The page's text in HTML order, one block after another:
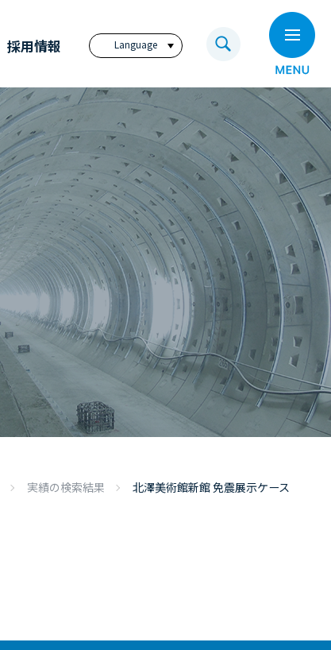
ビジョン
奥村組の歩み
奥村組技術研究所
電子公告
アニュアル・レポート
（英文）
ディスクロージャー
ポリシー
奥村組のイノベーション
コーポレートレポート
採用情報
福利厚生サイト
Language
English
繁體中文
実績の検索結果 北澤美術館新館 免震展示ケース